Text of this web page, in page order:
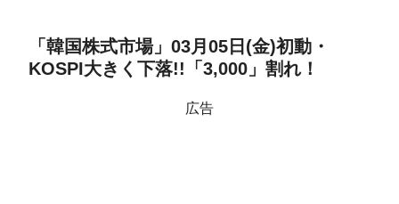
「韓国株式市場」03月05日(金)初動・
KOSPI大きく下落!!「3,000」割れ！
広告